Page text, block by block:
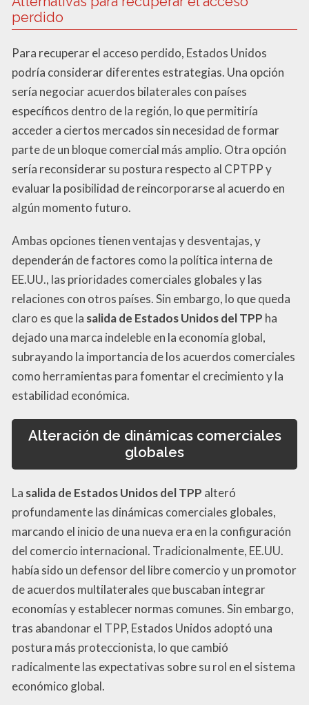
perdido
Para recuperar el acceso perdido, Estados Unidos
podría considerar diferentes estrategias. Una opción
sería negociar acuerdos bilaterales con países
específicos dentro de la región, lo que permitiría
acceder a ciertos mercados sin necesidad de formar
parte de un bloque comercial más amplio. Otra opción
sería reconsiderar su postura respecto al CPTPP y
evaluar la posibilidad de reincorporarse al acuerdo en
algún momento futuro.
Ambas opciones tienen ventajas y desventajas, y
dependerán de factores como la política interna de
EE.UU., las prioridades comerciales globales y las
relaciones con otros países. Sin embargo, lo que queda
claro es que la salida de Estados Unidos del TPP ha
dejado una marca indeleble en la economía global,
subrayando la importancia de los acuerdos comerciales
como herramientas para fomentar el crecimiento y la
estabilidad económica.
Alteración de dinámicas comerciales
globales
La salida de Estados Unidos del TPP alteró
profundamente las dinámicas comerciales globales,
marcando el inicio de una nueva era en la configuración
del comercio internacional. Tradicionalmente, EE.UU.
había sido un defensor del libre comercio y un promotor
de acuerdos multilaterales que buscaban integrar
economías y establecer normas comunes. Sin embargo,
tras abandonar el TPP, Estados Unidos adoptó una
postura más proteccionista, lo que cambió
radicalmente las expectativas sobre su rol en el sistema
económico global.